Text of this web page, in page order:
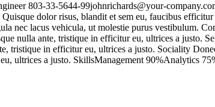
803-33-5644-99johnrichards@your-
dolor risus, blandit et sem eu, faucibus
nec lacus vehicula, ut molestie purus vestibulum.
nulla ante, tristique in efficitur eu, ultrices a justo.
tristique in efficitur eu, ultrices a justo. Sociality
ultrices a justo. SkillsManagement 90%Analytics